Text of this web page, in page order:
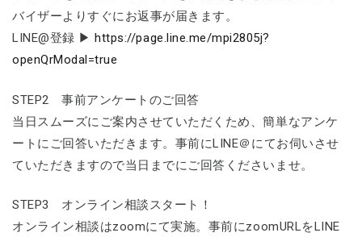
バイザーよりすぐにお返事が届きます。
LINE@登録 ▶ https://page.line.me/mpi2805j?
openQrModal=true
STEP2 事前アンケートのご回答
当日スムーズにご案内させていただくため、簡単なアンケ
ートにご回答いただきます。事前にLINE＠にてお伺いさせ
ていただきますので当日までにご回答くださいませ。
STEP3 オンライン相談スタート！
オンライン相談はzoomにて実施。事前にzoomURLをLINE